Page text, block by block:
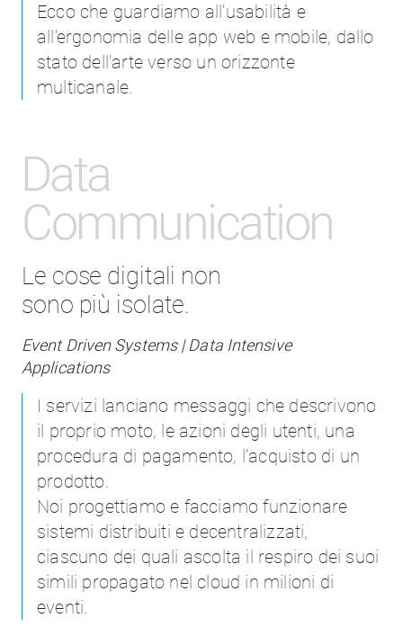
Ecco che guardiamo all’usabilità e
all’ergonomia delle app web e mobile, dallo
stato dell’arte verso un orizzonte
multicanale.
Data
Communication
Le cose digitali non
sono più isolate.
Event Driven Systems | Data Intensive
Applications
I servizi lanciano messaggi che descrivono
il proprio moto, le azioni degli utenti, una
procedura di pagamento, l’acquisto di un
prodotto.
Noi progettiamo e facciamo funzionare
sistemi distribuiti e decentralizzati,
ciascuno dei quali ascolta il respiro dei suoi
simili propagato nel cloud in milioni di
eventi.